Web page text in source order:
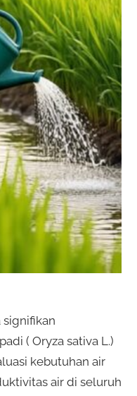
signifikan
( Oryza sativa L.)
kebutuhan air
air di seluruh